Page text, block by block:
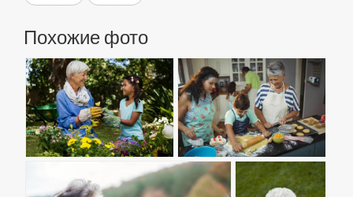
Похожие фото